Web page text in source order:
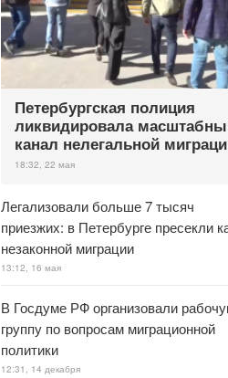
Петербургская полиция
ликвидировала
канал нелегальной
18:32, 22 мая
Легализовали больше 7 тысяч
приезжих: в Петербурге пресекли
незаконной миграции
13:12, 16 мая
В Госдуме РФ организовали
группу по вопросам миграционной
политики
12:31, 14 декабря